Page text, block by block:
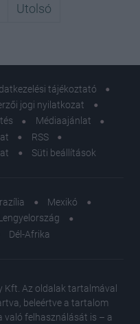
UtolsóUtolsó
tájékoztató
jogi nyilatkozat
Médiaajánlat
RSS
Süti beállítások
Mexikó
Dél-Afrika
Az oldalak tartalmával
beleértve a tartalom
való felhasználását is – a